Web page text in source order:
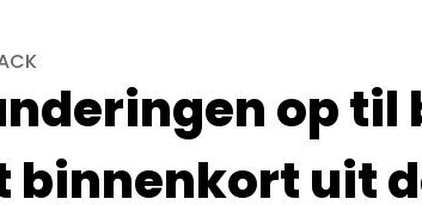
op til
binnenkort uit